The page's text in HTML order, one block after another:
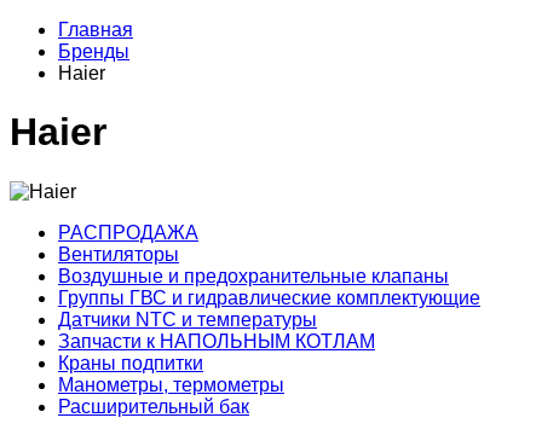
Главная
Бренды
Haier
Haier
РАСПРОДАЖА
Вентиляторы
Воздушные и предохранительные клапаны
Группы ГВС и гидравлические комплектующие
Датчики NTC и температуры
Запчасти к НАПОЛЬНЫМ КОТЛАМ
Краны подпитки
Манометры, термометры
Расширительный бак